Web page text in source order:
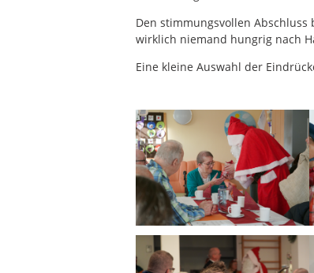
Den stimmungsvollen Abschluss
wirklich niemand hungrig nach
Eine kleine Auswahl der